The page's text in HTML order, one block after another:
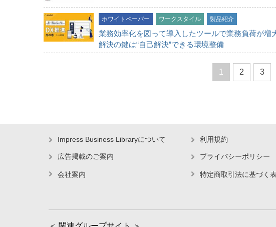
ホワイトペーパー ワークスタイル 製品紹介
業務効率化を図って導入したツールで業務負荷が増
解決の鍵は“自己解決”できる環境整備
1 2 3
Impress Business Libraryについて
広告掲載のご案内
会社案内
利用規約
プライバシーポリシー
特定商取引法に基づく